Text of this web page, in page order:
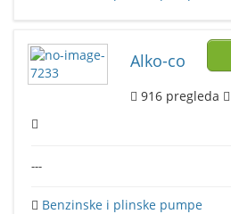
Alko-co
916 pregleda
---
Benzinske i plinske pumpe